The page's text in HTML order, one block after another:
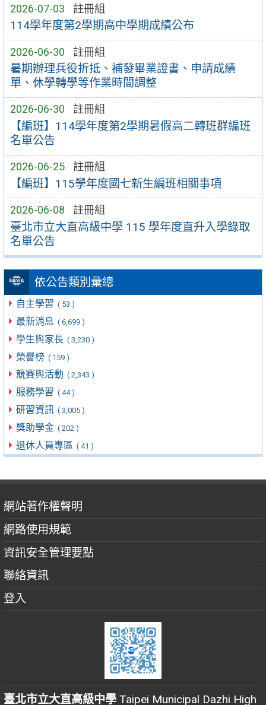
2026-07-03 註冊組
114學年度第2學期高中學期成績公布
2026-06-30 註冊組
暑期辦理兵役折抵、補發畢業證書、申請成績
單、休學轉學等作業時間調整
2026-06-30 註冊組
【編班】114學年度第2學期暑假高二轉班群編班
名單公告
2026-06-25 註冊組
【編班】115學年度國七新生編班相關事項
2026-06-08 註冊組
臺北市立大直高級中學 115 學年度直升入學錄取
名單公告
依公告類別彙總
自主學習 ( 53 )
最新消息 ( 6,699 )
學生與家長 ( 3,230 )
榮譽榜 ( 159 )
競賽與活動 ( 2,343 )
服務學習 ( 44 )
研習資訊 ( 3,005 )
獎助學金 ( 202 )
退休人員專區 ( 41 )
網站著作權聲明
網路使用規範
資訊安全管理要點
聯絡資訊
登入
臺北市立大直高級中學 Taipei Municipal Dazhi High